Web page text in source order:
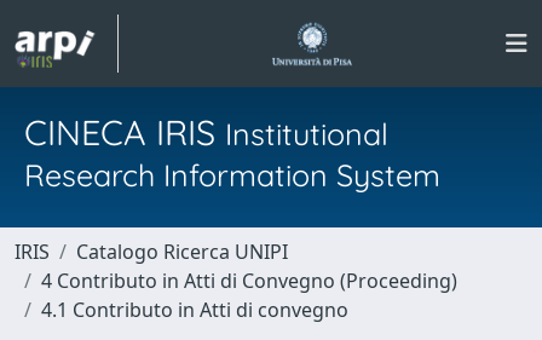
CINECA IRIS Institutional
Research Information System
IRIS
Catalogo Ricerca UNIPI
4 Contributo in Atti di Convegno (Proceeding)
4.1 Contributo in Atti di convegno